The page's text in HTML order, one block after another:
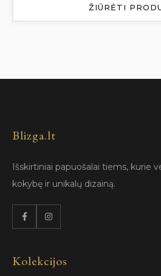
ŽIŪRĖTI
Blizga.lt
Išskirtiniai papuošalai tiems, kurie
kokybę ir unikalų dizainą.
Kolekcijos